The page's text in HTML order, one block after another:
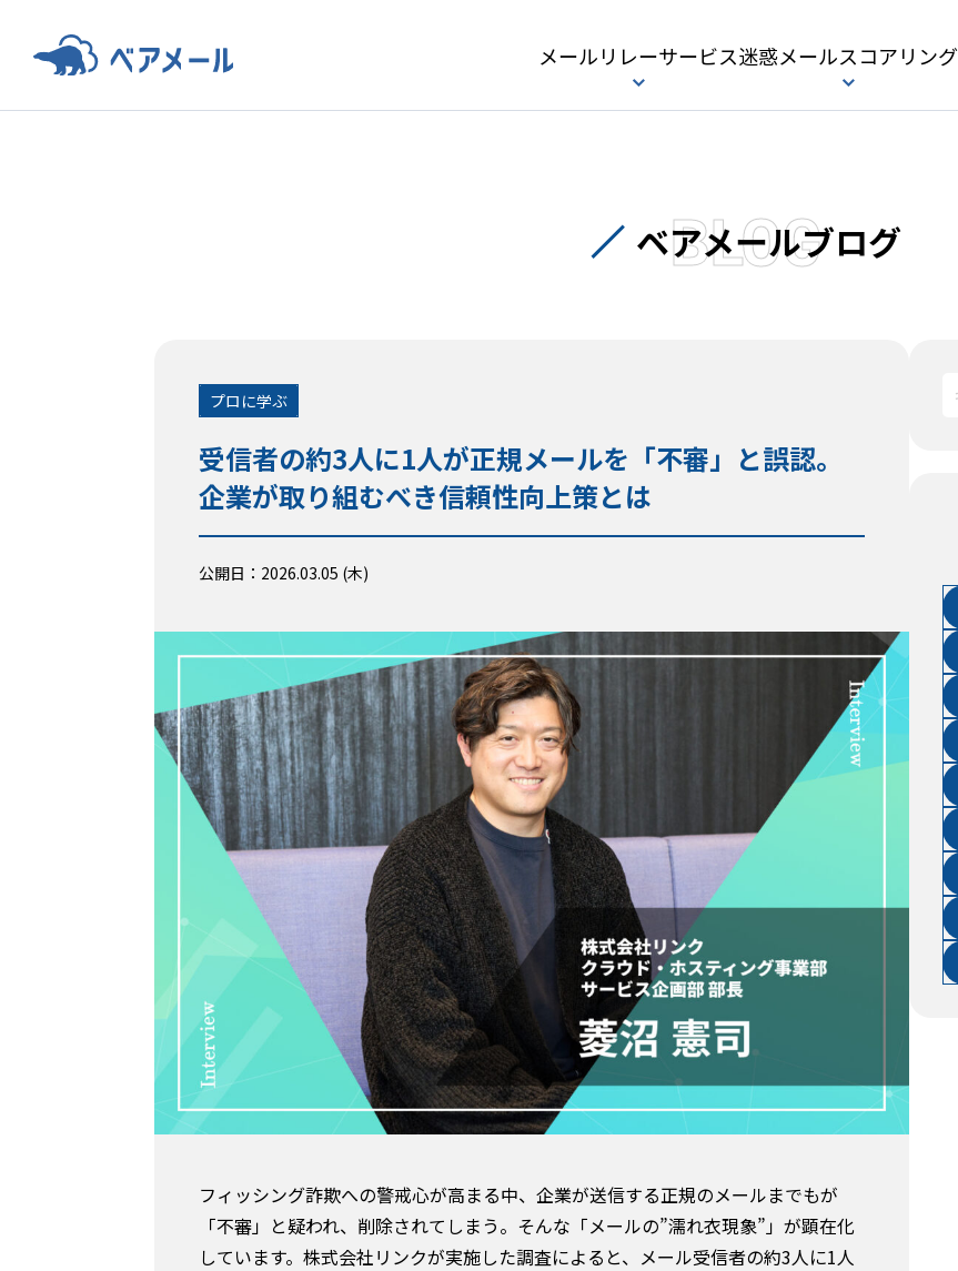
メールリレーサービス迷惑メールスコアリング
BLOG
ベアメールブログ
プロに学ぶ
受信者の約3人に1人が正規メールを「不審」と誤認。
企業が取り組むべき信頼性向上策とは
公開日：2026.03.05 (木)
フィッシング詐欺への警戒心が高まる中、企業が送信する正規のメールまでもが
「不審」と疑われ、削除されてしまう――。そんな「メールの”濡れ衣現象”」が顕在化
しています。株式会社リンクが実施した調査によると、メール受信者の約3人に1人